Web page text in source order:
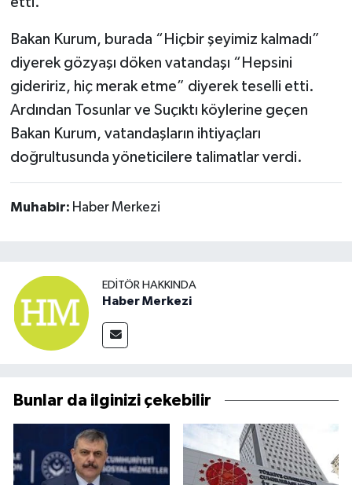
Bakan Kurum, burada “Hiçbir şeyimiz kalmadı”
diyerek gözyaşı döken vatandaşı “Hepsini
gideririz, hiç merak etme” diyerek teselli etti.
Ardından Tosunlar ve Suçıktı köylerine geçen
Bakan Kurum, vatandaşların ihtiyaçları
doğrultusunda yöneticilere talimatlar verdi.
Muhabir: Haber Merkezi
EDITÖR HAKKINDA
Haber Merkezi
Bunlar da ilginizi çekebilir